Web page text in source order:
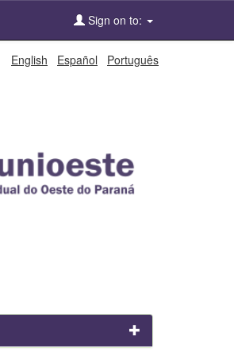
Sign on to:
English Español Português